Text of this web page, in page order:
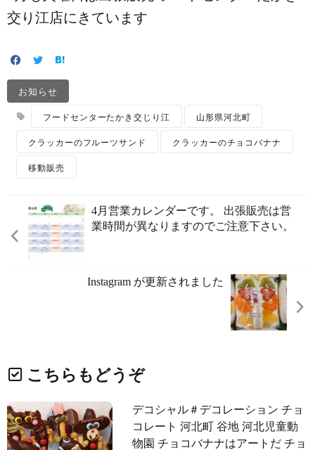
交り江店にきています
お知らせ
フードセンターたかき交じり江 山形県河北町
クラッカーのフルーツサンド クラッカーのチョコバナナ
移動販売
4月営業カレンダーです。 出張販売は営
業時間が異なりますのでご注意下さい。
Instagram が更新されました
こちらもどうぞ
デコシャル＃デコレーション チョ
コレート 河北町 谷地 河北児童動
物園 チョコバナナはアートだ チョ